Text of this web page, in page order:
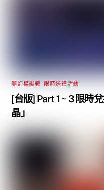
夢幻模擬戰 限時送禮活動
[台版] Part 1 ~ 3 限時
晶」